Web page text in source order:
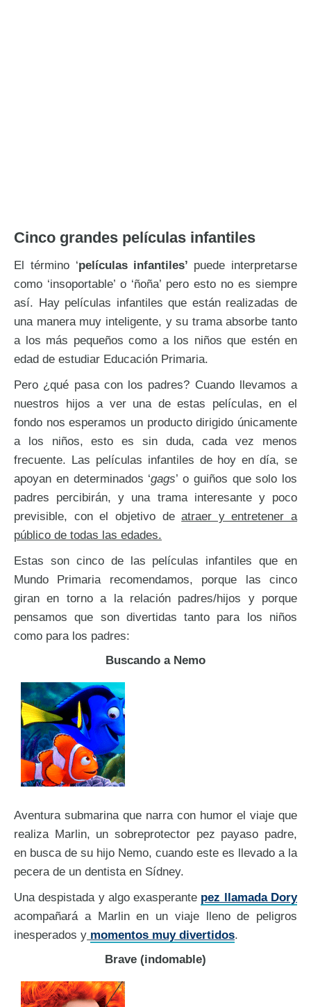
Cinco grandes películas infantiles
El término ‘películas infantiles’ puede interpretarse
como ‘insoportable’ o ‘ñoña’ pero esto no es siempre
así. Hay películas infantiles que están realizadas de
una manera muy inteligente, y su trama absorbe tanto
a los más pequeños como a los niños que estén en
edad de estudiar Educación Primaria.
Pero ¿qué pasa con los padres? Cuando llevamos a
nuestros hijos a ver una de estas películas, en el
fondo nos esperamos un producto dirigido únicamente
a los niños, esto es sin duda, cada vez menos
frecuente. Las películas infantiles de hoy en día, se
apoyan en determinados ‘gags’ o guiños que solo los
padres percibirán, y una trama interesante y poco
previsible, con el objetivo deatraer y entretener a
público de todas las edades.
Estas son cinco de las películas infantiles que en
Mundo Primaria recomendamos, porque las cinco
giran en torno a la relación padres/hijos y porque
pensamos que son divertidas tanto para los niños
como para los padres:
Buscando a Nemo
Aventura submarina que narra con humor el viaje que
realiza Marlin, un sobreprotector pez payaso padre,
en busca de su hijo Nemo, cuando este es llevado a la
pecera de un dentista en Sídney.
Una despistada y algo exasperante pez llamada Dory
acompañará a Marlin en un viaje lleno de peligros
inesperados y momentos muy divertidos.
Brave (indomable)